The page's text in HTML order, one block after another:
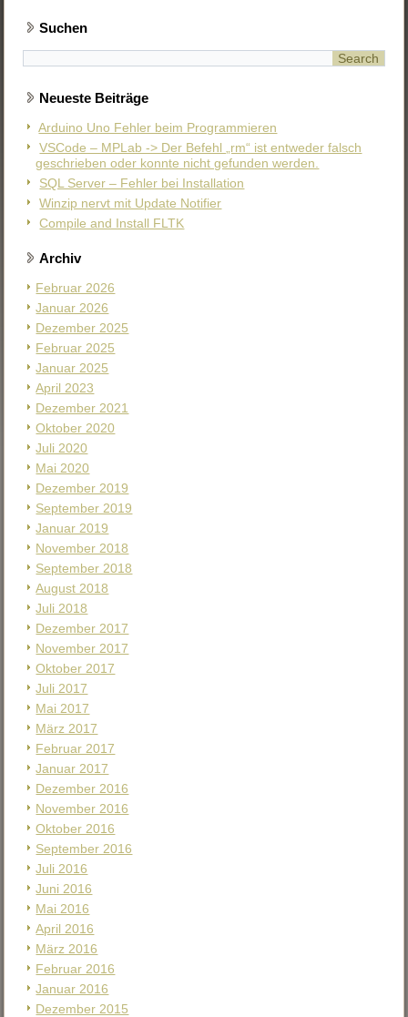
Suchen
Neueste Beiträge
Arduino Uno Fehler beim Programmieren
VSCode – MPLab -> Der Befehl „rm“ ist entweder falsch
geschrieben oder konnte nicht gefunden werden.
SQL Server – Fehler bei Installation
Winzip nervt mit Update Notifier
Compile and Install FLTK
Archiv
Februar 2026
Januar 2026
Dezember 2025
Februar 2025
Januar 2025
April 2023
Dezember 2021
Oktober 2020
Juli 2020
Mai 2020
Dezember 2019
September 2019
Januar 2019
November 2018
September 2018
August 2018
Juli 2018
Dezember 2017
November 2017
Oktober 2017
Juli 2017
Mai 2017
März 2017
Februar 2017
Januar 2017
Dezember 2016
November 2016
Oktober 2016
September 2016
Juli 2016
Juni 2016
Mai 2016
April 2016
März 2016
Februar 2016
Januar 2016
Dezember 2015